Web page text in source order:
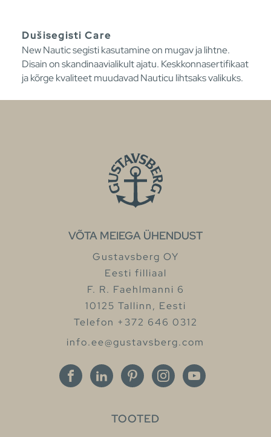
Dušisegisti Care
New Nautic segisti kasutamine on mugav ja lihtne.
Disain on skandinaavialikult ajatu. Keskkonnasertifikaat
ja kõrge kvaliteet muudavad Nauticu lihtsaks valikuks.
VÕTA MEIEGA ÜHENDUST
Gustavsberg OY
Eesti filliaal
F. R. Faehlmanni 6
10125 Tallinn, Eesti
Telefon +372 646 0312
info.ee@gustavsberg.com
TOOTED